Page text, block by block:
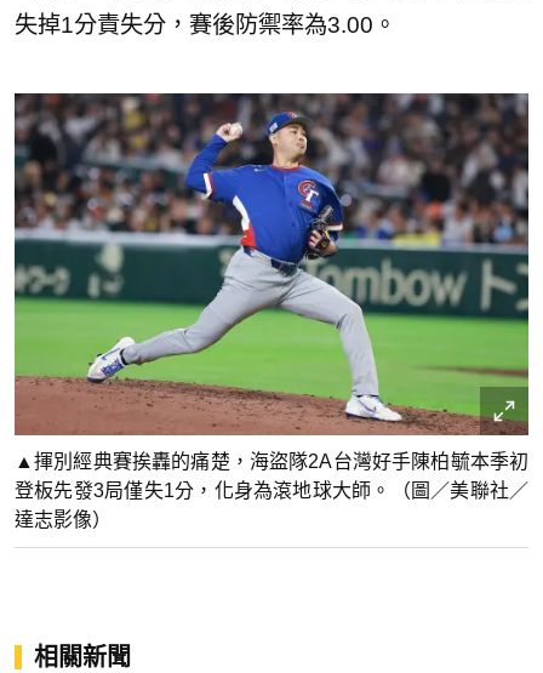
失掉1分責失分，賽後防禦率為3.00。
▲揮別經典賽挨轟的痛楚，海盜隊2A台灣好手陳柏毓本季初
登板先發3局僅失1分，化身為滾地球大師。（圖／美聯社／
達志影像）
相關新聞